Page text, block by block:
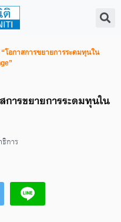
โอกาสการขยายการระดมทุนใน
การขยายการระดมทุนใน
การ